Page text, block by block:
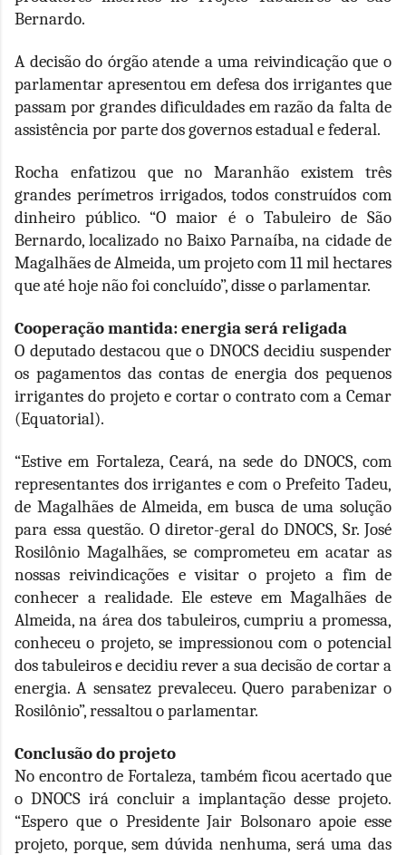
Bernardo.
A decisão do órgão atende a uma reivindicação que o
parlamentar apresentou em defesa dos irrigantes que
passam por grandes dificuldades em razão da falta de
assistência por parte dos governos estadual e federal.
Rocha enfatizou que no Maranhão existem três
grandes perímetros irrigados, todos construídos com
dinheiro público. “O maior é o Tabuleiro de São
Bernardo, localizado no Baixo Parnaíba, na cidade de
Magalhães de Almeida, um projeto com 11 mil hectares
que até hoje não foi concluído”, disse o parlamentar.
Cooperação mantida: energia será religada
O deputado destacou que o DNOCS decidiu suspender
os pagamentos das contas de energia dos pequenos
irrigantes do projeto e cortar o contrato com a Cemar
(Equatorial).
“Estive em Fortaleza, Ceará, na sede do DNOCS, com
representantes dos irrigantes e com o Prefeito Tadeu,
de Magalhães de Almeida, em busca de uma solução
para essa questão. O diretor-geral do DNOCS, Sr. José
Rosilônio Magalhães, se comprometeu em acatar as
nossas reivindicações e visitar o projeto a fim de
conhecer a realidade. Ele esteve em Magalhães de
Almeida, na área dos tabuleiros, cumpriu a promessa,
conheceu o projeto, se impressionou com o potencial
dos tabuleiros e decidiu rever a sua decisão de cortar a
energia. A sensatez prevaleceu. Quero parabenizar o
Rosilônio”, ressaltou o parlamentar.
Conclusão do projeto
No encontro de Fortaleza, também ficou acertado que
o DNOCS irá concluir a implantação desse projeto.
“Espero que o Presidente Jair Bolsonaro apoie esse
projeto, porque, sem dúvida nenhuma, será uma das